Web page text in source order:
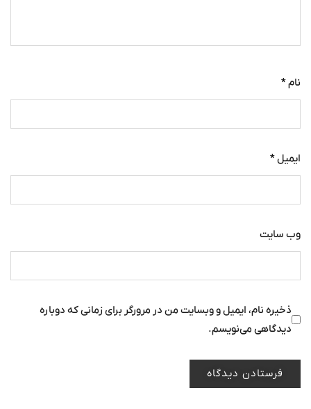
نام*
ایمیل*
وب‌ سایت
ذخیره نام، ایمیل و وبسایت من در مرورگر برای زمانی که دوباره
دیدگاهی می‌نویسم.